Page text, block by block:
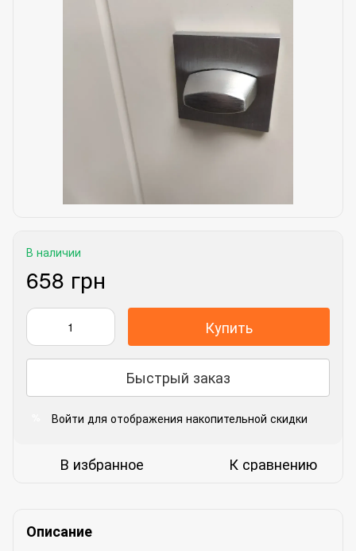
В наличии
658 грн
Купить
Быстрый заказ
Войти для отображения накопительной скидки
В избранное К сравнению
Описание